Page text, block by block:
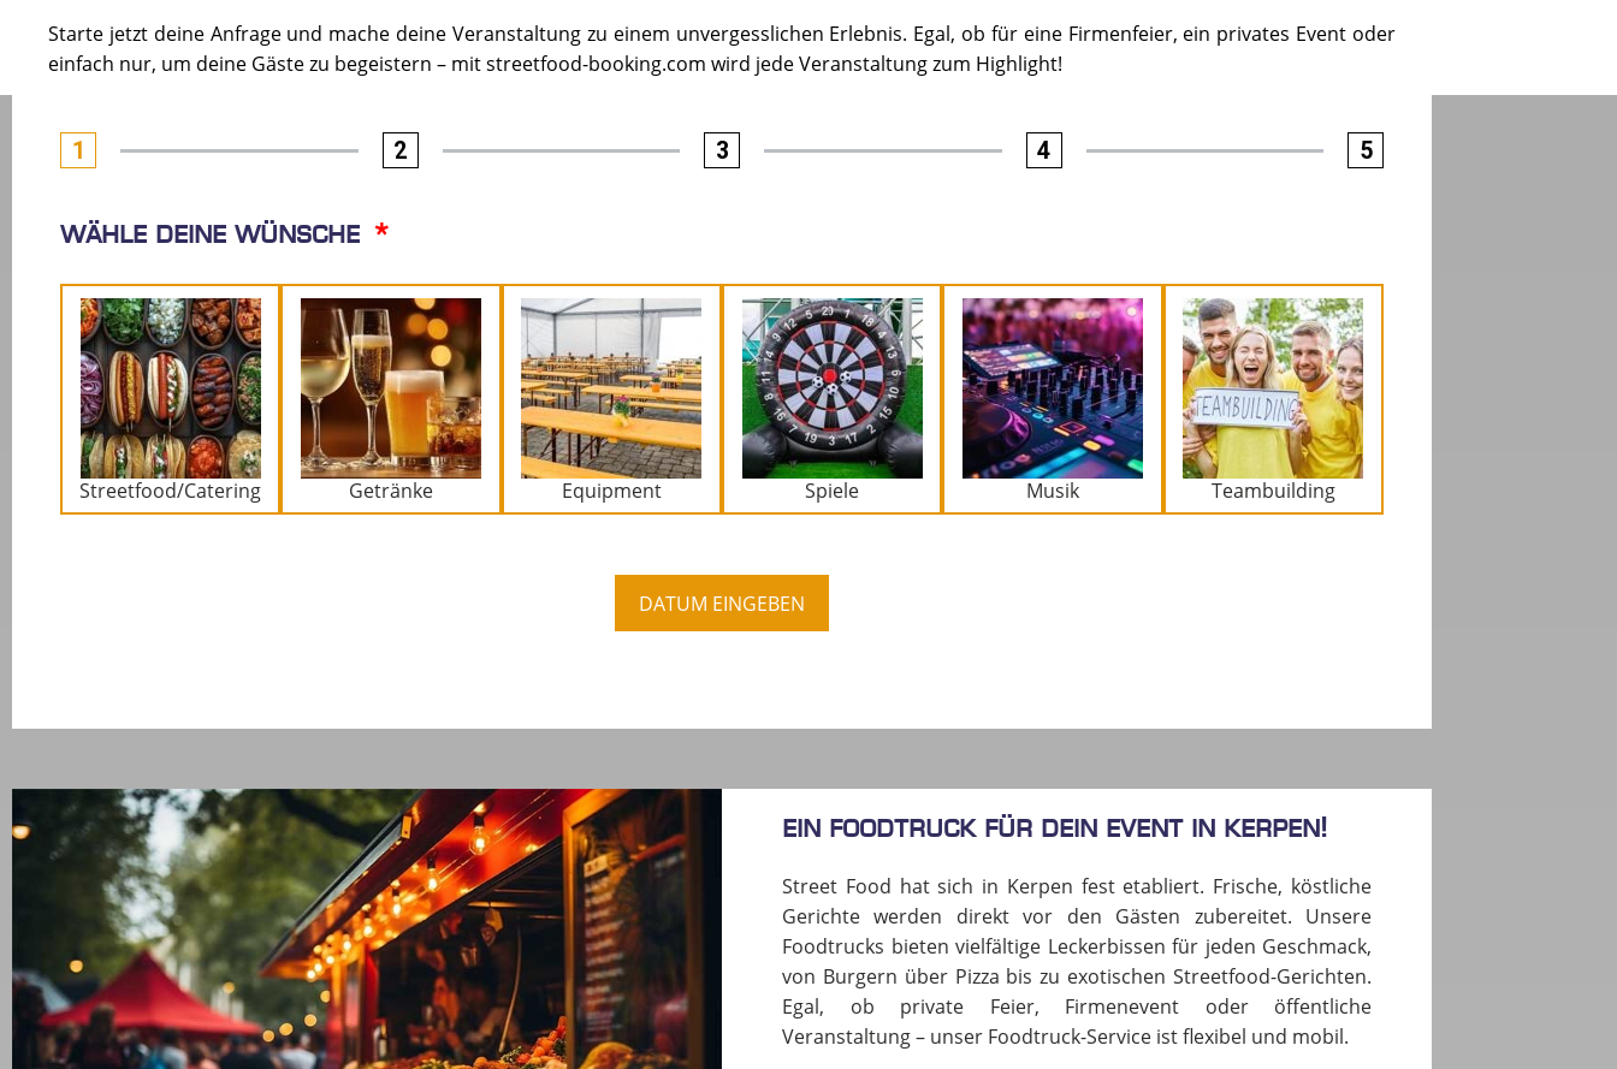
Starte jetzt deine Anfrage und mache deine Veranstaltung zu einem unvergesslichen Erlebnis. Egal, ob für eine Firmenfeier, ein privates Event oder
einfach nur, um deine Gäste zu begeistern – mit streetfood-booking.com wird jede Veranstaltung zum Highlight!
1 2 3 4 5
Wähle deine Wünsche
Streetfood/Catering Getränke Equipment Spiele Musik Teambuilding
DATUM EINGEBEN
Ein Foodtruck für dein Event in KERPEN!
Street Food hat sich in Kerpen fest etabliert. Frische, köstliche
Gerichte werden direkt vor den Gästen zubereitet. Unsere
Foodtrucks bieten vielfältige Leckerbissen für jeden Geschmack,
von Burgern über Pizza bis zu exotischen Streetfood-Gerichten.
Egal, ob private Feier, Firmenevent oder öffentliche
Veranstaltung – unser Foodtruck-Service ist flexibel und mobil.